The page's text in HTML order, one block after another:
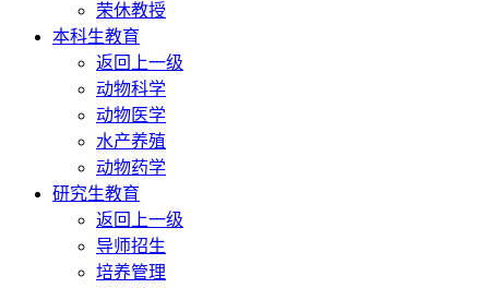
荣休教授
本科生教育
返回上一级
动物科学
动物医学
水产养殖
动物药学
研究生教育
返回上一级
导师招生
培养管理